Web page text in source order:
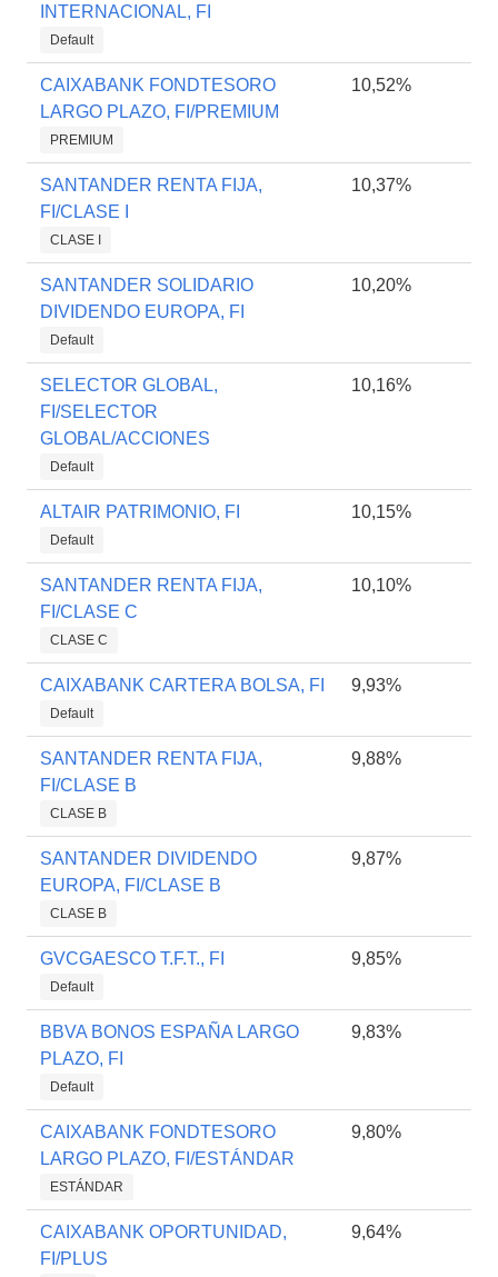
INTERNACIONAL, FI
Default
CAIXABANK FONDTESORO
LARGO PLAZO, FI/PREMIUM
PREMIUM
10,52%
SANTANDER RENTA FIJA,
FI/CLASE I
CLASE I
10,37%
SANTANDER SOLIDARIO
DIVIDENDO EUROPA, FI
Default
10,20%
SELECTOR GLOBAL,
FI/SELECTOR
GLOBAL/ACCIONES
Default
10,16%
ALTAIR PATRIMONIO, FI
Default
10,15%
SANTANDER RENTA FIJA,
FI/CLASE C
CLASE C
10,10%
CAIXABANK CARTERA BOLSA, FI
Default
9,93%
SANTANDER RENTA FIJA,
FI/CLASE B
CLASE B
9,88%
SANTANDER DIVIDENDO
EUROPA, FI/CLASE B
CLASE B
9,87%
GVCGAESCO T.F.T., FI
Default
9,85%
BBVA BONOS ESPAÑA LARGO
PLAZO, FI
Default
9,83%
CAIXABANK FONDTESORO
LARGO PLAZO, FI/ESTÁNDAR
ESTÁNDAR
9,80%
CAIXABANK OPORTUNIDAD,
FI/PLUS
9,64%